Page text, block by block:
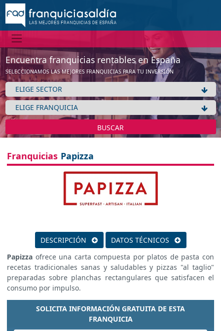
Encuentra franquicias rentables en España
SELECCIONAMOS LAS MEJORES FRANQUICIAS PARA TU INVERSIÓN
BUSCAR
Franquicias Papizza
DESCRIPCIÓN
DATOS TÉCNICOS
Papizza ofrece una carta compuesta por platos de pasta con
recetas tradicionales sanas y saludables y pizzas "al taglio"
preparadas sobre planchas rectangulares que satisfacen el
consumo por impulso.
SOLICITA INFORMACIÓN GRATUITA DE ESTA
FRANQUICIA